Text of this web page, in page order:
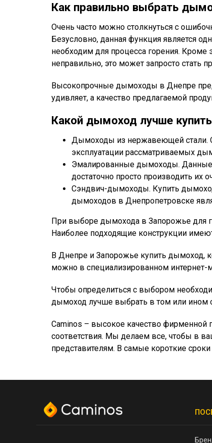
Как правильно выбрать
Очень часто можно столкнуться с
Безусловно, данная функция является
необходим для процесса горения. Кроме
неправильно, это может запросто стать
Высокопрочные дымоходы в Днепре
удивляет, а качество предлагаемой
Какой дымоход лучше
Дымоходы из нержавеющей стали.
эксплуатации рассматриваемых
Эмалированные дымоходы. Данные
достаточно просто производить их
Сэндвич-дымоходы. Купить
дымоходов в Днепропетровске
При выборе дымохода в Запорожье для
Наиболее подходящие конструкции
В Днепре и Запорожье купить дымоход,
можно в специализированном интернет-
Чтобы определиться с выбором
дымоход лучше выбрать в том или ином
Caminos – высокое качество фирменной
соответствия. Мы делаем все, чтобы в
представителям. В самые короткие